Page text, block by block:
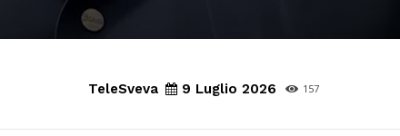
TeleSveva 9 Luglio 2026 157